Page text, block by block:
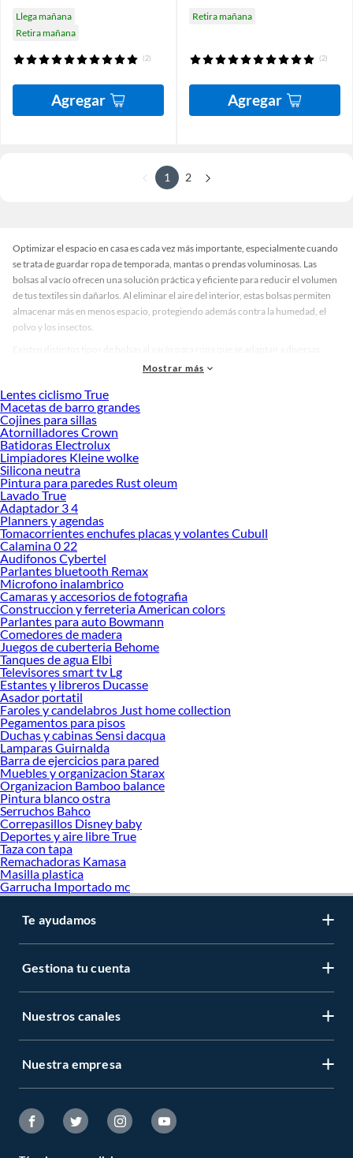
Llega mañana
Retira mañana
(2)
Agregar
Retira mañana
(2)
Agregar
1 2
Optimizar el espacio en casa es cada vez más importante, especialmente cuando
se trata de guardar ropa de temporada, mantas o prendas voluminosas. Las
bolsas al vacío ofrecen una solución práctica y eficiente para reducir el volumen
de tus textiles sin dañarlos. Al eliminar el aire del interior, estas bolsas permiten
almacenar más en menos espacio, protegiendo además contra la humedad, el
polvo y los insectos.
necesidades. Algunas son ideales para guardar edredones y abrigos, mientras
con cierre hermético, válvulas para aspiradora o diseños con gancho para colgar
en el armario. También hay bolsas para guardar ropa con acabados
transparentes que facilitan la identificación del contenido, y otras con colores o
etiquetas para organizar por categoría o temporada.
Además de ahorrar espacio, las bolsas al vacío ayudan a mantener tus prendas
en buen estado durante largos periodos. Son especialmente útiles en mudanzas,
viajes o cuando necesitas liberar espacio en cajones y closets. Elegir el modelo
adecuado dependerá del tipo de ropa que deseas almacenar, la frecuencia con la
que accedes a ella y el lugar donde la guardarás. Comparar opciones te permitirá
encontrar la solución más funcional y duradera.
Descubre cuál se adapta mejor a ti y transforma tu forma de organizar con
bolsas al vacío que combinan practicidad y protección. Conoce más sobre sus
beneficios y encuentra el equilibrio entre capacidad, resistencia y facilidad de
uso. Explora nuestras colecciones disponibles y elige las bolsas para guardar
ropa que te ayuden a mantener tu hogar más ordenado y eficiente.
Complementa tu compra con estos productos:
Organizador de ropa
Ropero armable
Colgadores de ropa
Joyero
Organizadores de clóset
Relojes despertadores
Zapatero
Mostrar más
Lentes ciclismo True
Macetas de barro grandes
Cojines para sillas
Atornilladores Crown
Batidoras Electrolux
Limpiadores Kleine wolke
Silicona neutra
Pintura para paredes Rust oleum
Lavado True
Adaptador 3 4
Planners y agendas
Tomacorrientes enchufes placas y volantes Cubull
Calamina 0 22
Audifonos Cybertel
Parlantes bluetooth Remax
Microfono inalambrico
Camaras y accesorios de fotografia
Construccion y ferreteria American colors
Parlantes para auto Bowmann
Comedores de madera
Juegos de cuberteria Behome
Tanques de agua Elbi
Televisores smart tv Lg
Estantes y libreros Ducasse
Asador portatil
Faroles y candelabros Just home collection
Pegamentos para pisos
Duchas y cabinas Sensi dacqua
Lamparas Guirnalda
Barra de ejercicios para pared
Muebles y organizacion Starax
Organizacion Bamboo balance
Pintura blanco ostra
Serruchos Bahco
Correpasillos Disney baby
Deportes y aire libre True
Taza con tapa
Remachadoras Kamasa
Masilla plastica
Garrucha Importado mc
Te ayudamos
Gestiona tu cuenta
Nuestros canales
Nuestra empresa